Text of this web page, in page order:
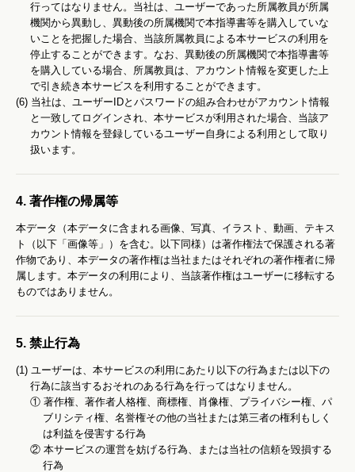
行ってはなりません。当社は、ユーザーであった所属教員が所属
機関から異動し、異動後の所属機関で本指導書等を購入していな
いことを把握した場合、当該所属教員による本サービスの利用を
停止することができます。なお、異動後の所属機関で本指導書等
を購入している場合、所属教員は、アカウント情報を変更した上
で引き続き本サービスを利用することができます。
(6) 当社は、ユーザーIDとパスワードの組み合わせがアカウント情報
と一致してログインされ、本サービスが利用された場合、当該ア
カウント情報を登録しているユーザー自身による利用として取り
扱います。
4. 著作権の帰属等
本データ（本データに含まれる画像、写真、イラスト、動画、テキス
ト（以下「画像等」）を含む。以下同様）は著作権法で保護される著
作物であり、本データの著作権は当社またはそれぞれの著作権者に帰
属します。本データの利用により、当該著作権はユーザーに移転する
ものではありません。
5. 禁止行為
(1) ユーザーは、本サービスの利用にあたり以下の行為または以下の
行為に該当するおそれのある行為を行ってはなりません。
① 著作権、著作者人格権、商標権、肖像権、プライバシー権、パ
ブリシティ権、名誉権その他の当社または第三者の権利もしく
は利益を侵害する行為
② 本サービスの運営を妨げる行為、または当社の信頼を毀損する
行為